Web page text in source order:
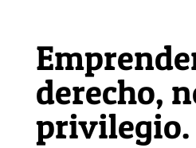
derecho,
privilegio.